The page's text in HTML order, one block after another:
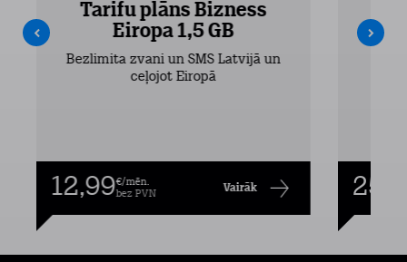
Tarifu plāns Bizness
Eiropa 1,5 GB
Bezlimita zvani un SMS Latvijā un
ceļojot Eiropā
12,99€/mēn.
bez PVN
Vairāk